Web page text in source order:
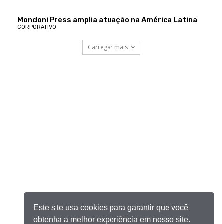
Mondoni Press amplia atuação na América Latina
CORPORATIVO
Carregar mais
Este site usa cookies para garantir que você
obtenha a melhor experiência em nosso site.